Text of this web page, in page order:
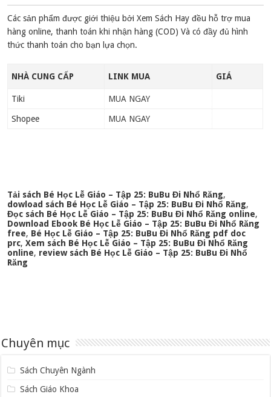
Các sản phẩm được giới thiệu bởi Xem Sách Hay đều hỗ trợ mua
hàng online, thanh toán khi nhận hàng (COD) Và có đầy đủ hình
thức thanh toán cho bạn lựa chọn.
NHÀ CUNG CẤP LINK MUA GIÁ
Tiki MUA NGAY
Shopee MUA NGAY
Tải sách Bé Học Lễ Giáo – Tập 25: BuBu Đi Nhổ Răng,
dowload sách Bé Học Lễ Giáo – Tập 25: BuBu Đi Nhổ Răng,
Đọc sách Bé Học Lễ Giáo – Tập 25: BuBu Đi Nhổ Răng online,
Download Ebook Bé Học Lễ Giáo – Tập 25: BuBu Đi Nhổ Răng
free, Bé Học Lễ Giáo – Tập 25: BuBu Đi Nhổ Răng pdf doc
prc,Xem sách Bé Học Lễ Giáo – Tập 25: BuBu Đi Nhổ Răng
online, review sách Bé Học Lễ Giáo – Tập 25: BuBu Đi Nhổ
Răng
Chuyên mục
Sách Chuyên Ngành
Sách Giáo Khoa